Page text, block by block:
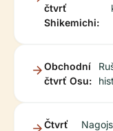
čtvrť
Shikemichi:
Obchodní
čtvrť Osu:
Čtvrť